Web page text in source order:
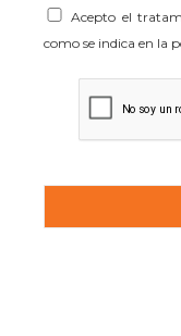
Acepto el
como se indica en la